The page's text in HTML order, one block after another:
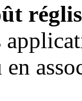
en